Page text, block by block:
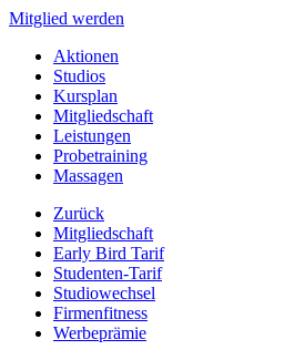
Mitglied werden
Aktionen
Studios
Kursplan
Mitgliedschaft
Leistungen
Probetraining
Massagen
Zurück
Mitgliedschaft
Early Bird Tarif
Studenten-Tarif
Studiowechsel
Firmenfitness
Werbeprämie